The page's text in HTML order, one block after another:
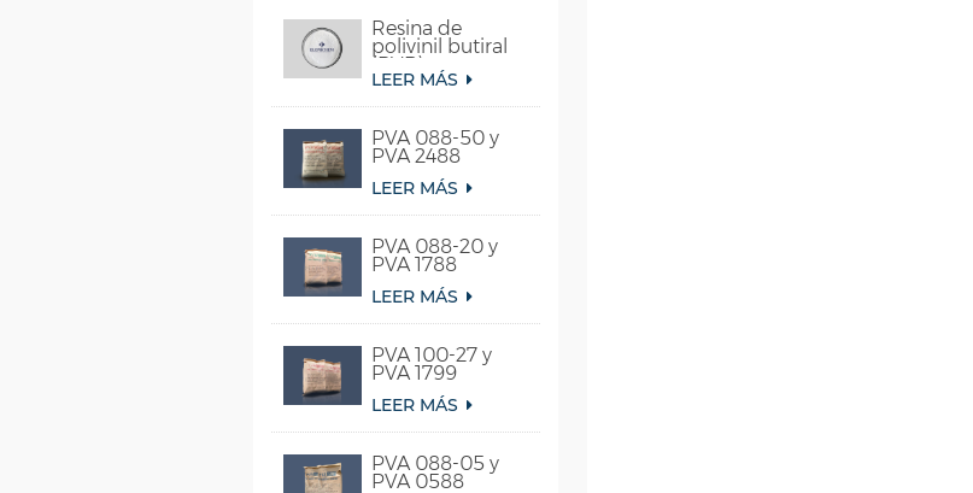
Resina de
polivinil butiral
(PVB)
LEER MÁS
PVA 088-50 y
PVA 2488
LEER MÁS
PVA 088-20 y
PVA 1788
LEER MÁS
PVA 100-27 y
PVA 1799
LEER MÁS
PVA 088-05 y
PVA 0588